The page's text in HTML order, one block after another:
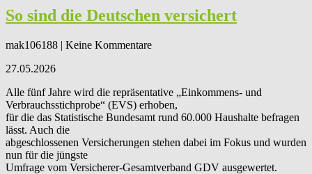
So sind die Deutschen versichert
mak106188 | Keine Kommentare
27.05.2026
Alle fünf Jahre wird die repräsentative „Einkommens- und
Verbrauchsstichprobe“ (EVS) erhoben,
für die das Statistische Bundesamt rund 60.000 Haushalte befragen
lässt. Auch die
abgeschlossenen Versicherungen stehen dabei im Fokus und wurden
nun für die jüngste
Umfrage vom Versicherer-Gesamtverband GDV ausgewertet.